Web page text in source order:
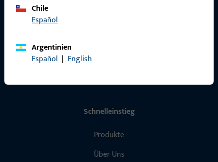
Chile
Español
Argentinien
Español | English
Schnelleinstieg
Produkte
Über Uns